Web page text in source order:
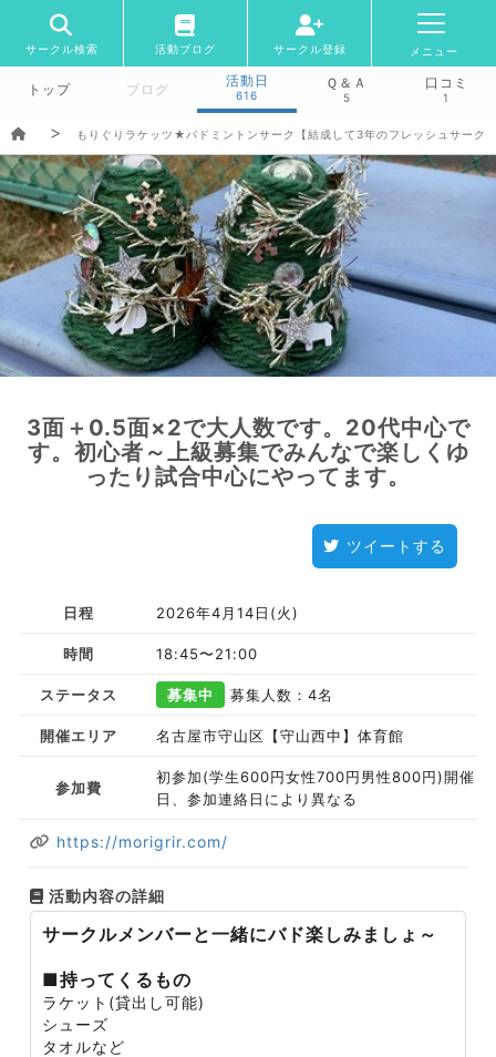
サークル検索 活動ブログ サークル登録 メニュー
トップ ブログ
活動日
616
Ｑ＆Ａ
5
口コミ
1
もりぐりラケッツ★バドミントンサーク【結成して3年のフレッシュサーク
3面＋0.5面×2で大人数です。20代中心で
す。初心者～上級募集でみんなで楽しくゆ
ったり試合中心にやってます。
ツイートする
日程 2026年4月14日(火)
時間 18:45〜21:00
ステータス 募集中 募集人数：4名
開催エリア 名古屋市守山区【守山西中】体育館
参加費
初参加(学生600円女性700円男性800円)開催
日、参加連絡日により異なる
https://morigrir.com/
活動内容の詳細
サークルメンバーと一緒にバド楽しみましょ～
■持ってくるもの
ラケット(貸出し可能)
シューズ
タオルなど